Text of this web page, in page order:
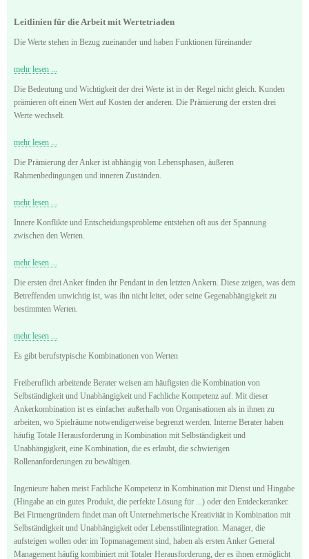
Leitlinien für die Arbeit mit Wertetriaden
Die Werte stehen in Bezug zueinander und haben Funktionen füreinander
mehr lesen ...
Die Bedeutung und Wichtigkeit der drei Werte ist in der Regel nicht gleich. Kunden
prämieren oft einen Wert auf Kosten der anderen. Die Prämierung der ersten drei
Werte wechselt.
mehr lesen ...
Die Prämierung der Anker ist abhängig von Lebensphasen, äußeren
Rahmenbedingungen und inneren Zuständen.
mehr lesen ...
Innere Konflikte und Entscheidungsprobleme entstehen oft aus der Spannung
zwischen den Werten.
mehr lesen ...
Die ersten drei Anker finden ihr Pendant in den letzten Ankern. Diese zeigen, was dem
Betreffenden unwichtig ist, was ihn nicht leitet, oder seine Gegenabhängigkeit zu
bestimmten Werten.
mehr lesen ...
Es gibt berufstypische Kombinationen von Werten
Freiberuflich arbeitende Berater weisen am häufigsten die Kombination von
Selbständigkeit und Unabhängigkeit und Fachliche Kompetenz auf. Mit dieser
Ankerkombination ist es einfacher außerhalb von Organisationen als in ihnen zu
arbeiten, wo Spielräume notwendigerweise begrenzt werden. Interne Berater haben
häufig Totale Herausforderung in Kombination mit Selbständigkeit und
Unabhängigkeit, eine Kombination, die es erlaubt, die schwierigen
Rollenanforderungen zu bewältigen.
Ingenieure haben meist Fachliche Kompetenz in Kombination mit Dienst und Hingabe
(Hingabe an ein gutes Produkt, die perfekte Lösung für ...) oder den Entdeckeranker.
Bei Firmengründern findet man oft Unternehmerische Kreativität in Kombination mit
Selbständigkeit und Unabhängigkeit oder Lebensstilintegration. Manager, die
aufsteigen wollen oder im Topmanagement sind, haben als ersten Anker General
Management häufig kombiniert mit Totaler Herausforderung, der es ihnen ermöglicht